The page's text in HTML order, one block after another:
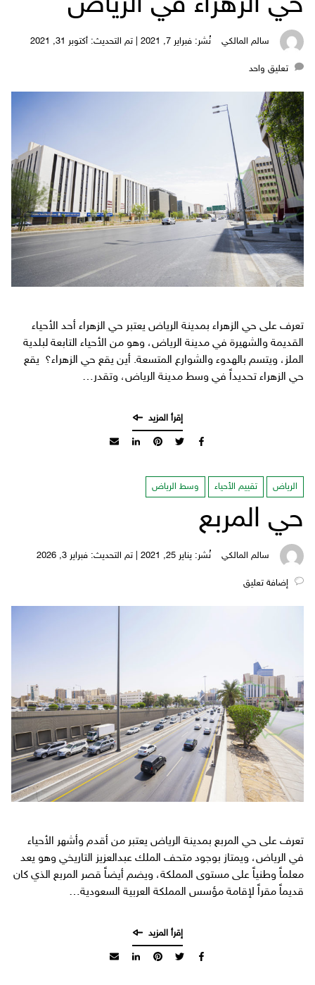
سالم المالكي نُشر: فبراير 7, 2021 | تم التحديث: أكتوبر 31, 2021
تعرف على حي الزهراء بمدينة الرياض يعتبر حي الزهراء أحد الأحياء
القديمة والشهيرة في مدينة الرياض، وهو من الأحياء التابعة لبلدية
الملز، ويتسم بالهدوء والشوارع المتسعة. أين يقع حي الزهراء؟ يقع
حي الزهراء تحديداً في وسط مدينة الرياض، وتقدر…
الرياض تقييم الأحياء وسط الرياض
حي المربع
سالم المالكي نُشر: يناير 25, 2021 | تم التحديث: فبراير 3, 2026
تعرف على حي المربع بمدينة الرياض يعتبر من أقدم وأشهر الأحياء
في الرياض، ويمتاز بوجود متحف الملك عبدالعزيز التاريخي وهو يعد
معلماً وطنياً على مستوى المملكة، ويضم أيضاً قصر المربع الذي كان
قديماً مقراً لإقامة مؤسس المملكة العربية السعودية…